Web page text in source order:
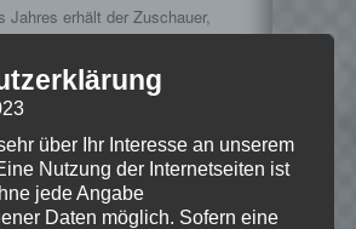
Jahres erhält der Zuschauer,
wird? Lasst euch
Spiel
über Ihr Interesse an unserem
Nutzung der Internetseiten ist
jede Angabe
Daten möglich. Sofern eine